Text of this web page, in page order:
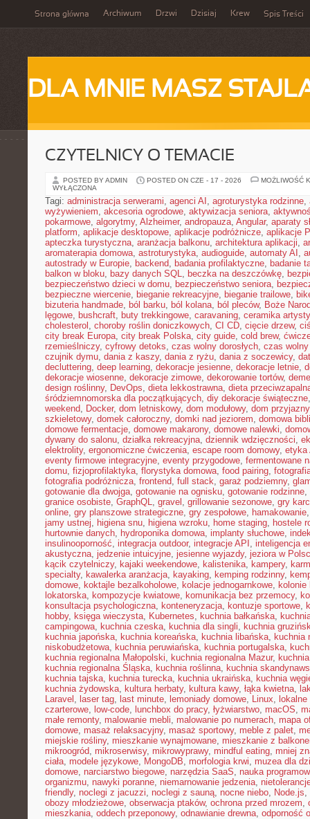
Strona główna Archiwum Drzwi Dzisiaj Krew Spis Treści
DLA MNIE MASZ
CZYTELNICY O TEMACIE
POSTED BY ADMIN POSTED ON CZE - 17 - 2026
MOŻLIWOŚĆ
WYŁĄCZONA
Tagi: administracja serwerami, agenci AI , agroturystyka rodzinne,
wyżywieniem, akcesoria ogrodowe, aktywizacja seniora,
pokarmowe, algorytmy, Alzheimer, andropauza, Angular, aparaty
platform, aplikacje desktopowe, aplikacje podróżnicze, aplikacje
apteczka turystyczna, aranżacja balkonu, architektura aplikacji,
aromaterapia domowa, astroturystyka, audioguide, automaty AI ,
autostrady w Europie, backend, badania profilaktyczne, badanie
balkon w bloku, bazy danych SQL, beczka na deszczówkę,
bezpieczeństwo dzieci w domu, bezpieczeństwo seniora,
bezpieczne wiercenie, bieganie rekreacyjne, bieganie trailowe,
bizuteria handmade, ból barku, ból kolana, ból pleców, Boże
lęgowe, bushcraft, buty trekkingowe, caravaning, ceramika
cholesterol , choroby roślin doniczkowych, CI CD, cięcie drzew,
city break Europa, city break Polska, city guide, cold brew,
rzemieślniczy, cyfrowy detoks, czas wolny dorosłych, czas
czujnik dymu, dania z kaszy, dania z ryżu, dania z soczewicy,
decluttering, deep learning, dekoracje jesienne, dekoracje letnie,
dekoracje wiosenne, dekoracje zimowe, dekorowanie tortów,
design roślinny, DevOps, dieta lekkostrawna, dieta
śródziemnomorska dla początkujących, diy dekoracje świąteczne
weekend, Docker, dom letniskowy, dom modułowy, dom
szkieletowy, domek całoroczny, domki nad jeziorem, domowa
domowe fermentacje, domowe makarony, domowe nalewki,
dywany do salonu, działka rekreacyjna, dziennik wdzięczności,
elektrolity, ergonomiczne ćwiczenia, escape room domowy, etyka
eventy firmowe integracyjne, eventy przygodowe, fermentowane
domu, fizjoprofilaktyka, florystyka domowa, food pairing,
fotografia podróżnicza, frontend, full stack, garaż podziemny,
gotowanie dla dwojga, gotowanie na ognisku, gotowanie rodzinne,
granice osobiste, GraphQL, gravel , grillowanie sezonowe, gry
online, gry planszowe strategiczne, gry zespołowe, hamakowanie
jamy ustnej, higiena snu, higiena wzroku, home staging, hostele
hurtownie danych, hydroponika domowa, implanty słuchowe,
insulinooporność, integracja outdoor, integracje API , inteligencja
akustyczna, jedzenie intuicyjne, jesienne wyjazdy, jeziora w
kącik czytelniczy, kajaki weekendowe, kalistenika, kampery,
specialty, kawalerka aranżacja, kayaking, kemping rodzinny,
domowe, koktajle bezalkoholowe, kolacje jednogarnkowe, kolonie
lokatorska, kompozycje kwiatowe, komunikacja bez przemocy,
konsultacja psychologiczna, konteneryzacja, kontuzje sportowe,
hobby, księga wieczysta, Kubernetes, kuchnia bałkańska,
campingowa, kuchnia czeska, kuchnia dla singli, kuchnia
kuchnia japońska, kuchnia koreańska, kuchnia libańska, kuchnia
niskobudżetowa, kuchnia peruwiańska, kuchnia portugalska,
kuchnia regionalna Małopolski, kuchnia regionalna Mazur,
kuchnia regionalna Śląska, kuchnia roślinna, kuchnia
kuchnia tajska, kuchnia turecka, kuchnia ukraińska, kuchnia
kuchnia żydowska, kultura herbaty, kultura kawy, łąka kwietna,
Laravel , laser tag, last minute, lemoniady domowe, Linux,
czarterowe, low-code, lunchbox do pracy, łyżwiarstwo, macOS,
małe remonty, malowanie mebli, malowanie po numerach, mapa
domowe, masaż relaksacyjny, masaż sportowy, meble z palet,
miejskie rośliny, mieszkanie wynajmowane, mieszkanie z
mikroogród, mikroserwisy, mikrowyprawy, mindful eating, mniej
ciała, modele językowe, MongoDB, morfologia krwi, muzea dla
domowe, narciarstwo biegowe, narzędzia SaaS, nauka
organizmu, nawyki poranne, niemarnowanie jedzenia,
friendly, noclegi z jacuzzi, noclegi z sauną, nocne niebo, Node.js,
obozy młodzieżowe, obserwacja ptaków, ochrona przed mrozem,
mieszkania, oddech przeponowy, odnawianie drewna, odporność